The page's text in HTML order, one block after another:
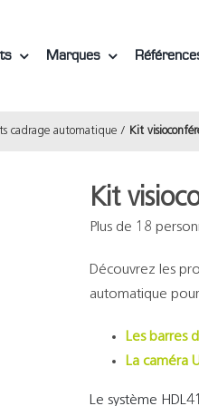
Marques
cadrage automatique Kit
Kit
Plus de 18
Découvrez les
automatique
Les barres
La caméra
Le système